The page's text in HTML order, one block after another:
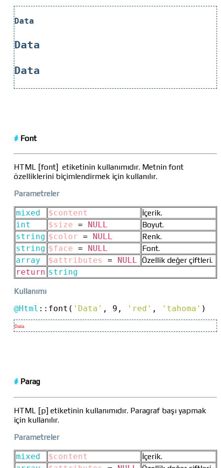
Data
Data
Data
# Font
HTML [font] etiketinin kullanımıdır. Metnin font
özelliklerini biçimlendirmek için kullanılır.
Parametreler
mixed $content
İçerik.
int
$size = NULL
Boyut.
string $color = NULL
Renk.
string $face = NULL
Font.
array
$attributes = NULL Özellik değer çiftleri.
return string
Kullanımı
@Html :: font( 'Data' , 9, 'red' , 'tahoma' )
Data
# Parag
HTML [p] etiketinin kullanımıdır. Paragraf başı yapmak
için kullanılır.
Parametreler
mixed $content
İçerik.